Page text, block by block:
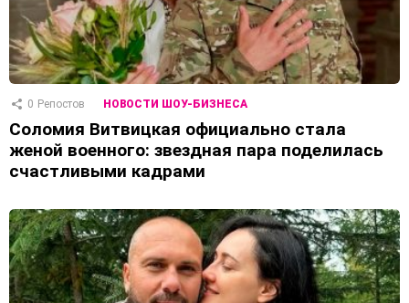
0 Репостов НОВОСТИ ШОУ-БИЗНЕСА
Соломия Витвицкая официально стала
женой военного: звездная пара поделилась
счастливыми кадрами